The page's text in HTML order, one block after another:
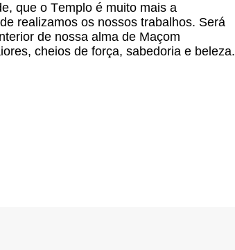
que o Templo é muito mais a
realizamos os nossos trabalhos. Será
de nossa alma de Maçom
cheios de força, sabedoria e beleza.